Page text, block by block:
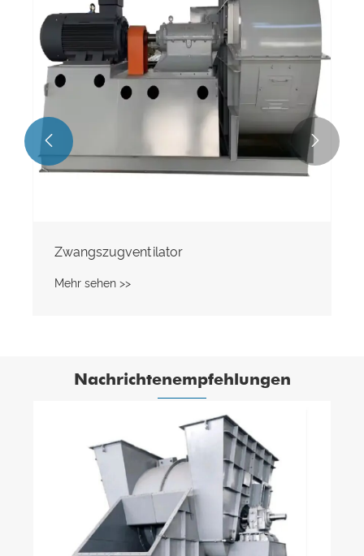
Zwangszugventilator
Mehr sehen >>
 
Nachrichtenempfehlungen